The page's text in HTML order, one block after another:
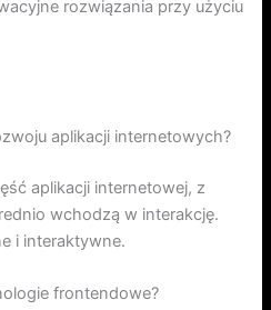
rozwiązania przy użyciu
aplikacji internetowych?
aplikacji internetowej, z
wchodzą w interakcję.
i interaktywne.
frontendowe?